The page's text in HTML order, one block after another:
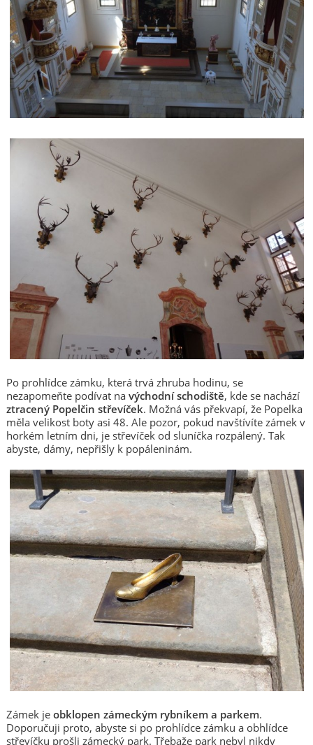
Po prohlídce zámku, která trvá zhruba hodinu, se
nezapomeňte podívat na východní schodiště, kde se nachází
ztracený Popelčin střevíček. Možná vás překvapí, že Popelka
měla velikost boty asi 48. Ale pozor, pokud navštívíte zámek v
horkém letním dni, je střevíček od sluníčka rozpálený. Tak
abyste, dámy, nepřišly k popáleninám.
Zámek je obklopen zámeckým rybníkem a parkem.
Doporučuji proto, abyste si po prohlídce zámku a obhlídce
střevíčku prošli zámecký park. Třebaže park nebyl nikdy